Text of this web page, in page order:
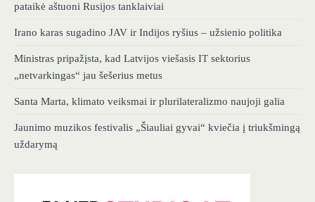
pataikė aštuoni Rusijos tanklaiviai
Irano karas sugadino JAV ir Indijos ryšius – užsienio politika
Ministras pripažįsta, kad Latvijos viešasis IT sektorius
„netvarkingas“ jau šešerius metus
Santa Marta, klimato veiksmai ir plurilateralizmo naujoji galia
Jaunimo muzikos festivalis „Šiauliai gyvai“ kviečia į triukšmingą
uždarymą